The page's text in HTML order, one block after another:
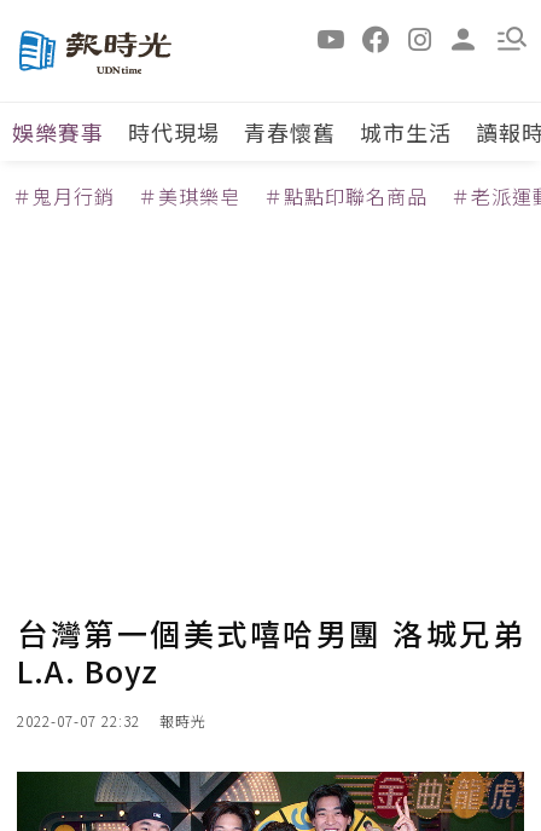
娛樂賽事 時代現場 青春懷舊 城市生活 讀報
＃鬼月行銷 ＃美琪樂皂 ＃點點印聯名商品 ＃老派運
台灣第一個美式嘻哈男團 洛城兄弟
L.A. Boyz
2022-07-07 22:32 報時光